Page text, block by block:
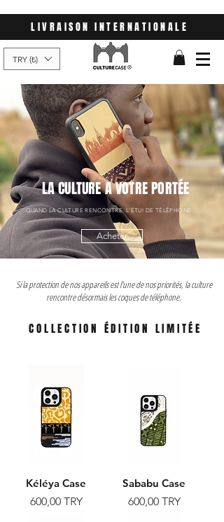
LIVRAISON INTERNATIONALE
TRY (₺)
LA CULTURE A VOTRE PORTÉE
QUAND LA CULTURE RENCONTRE L'ÉTUI DE TÉLÉPHONE
Acheter
Si la protection de nos appareils est l'une de nos priorités, la culture
rencontre désormais les coques de téléphone.
COLLECTION ÉDITION LIMITÉE
Kéléya Case
Prix
600,00 TRY
Sababu Case
Prix
600,00 TRY